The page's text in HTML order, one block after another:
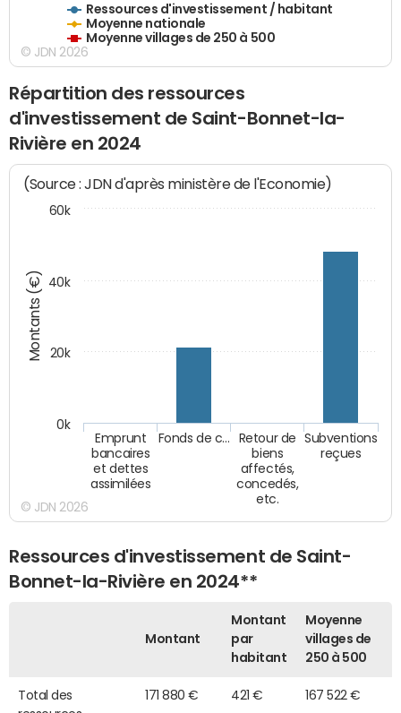
Ressources d'investissement / habitant
Moyenne nationale
Moyenne villages de 250 à 500
© JDN 2026
Répartition des ressources
d'investissement de Saint-Bonnet-la-
Rivière en 2024
Montants (€)
(Source : JDN d'après ministère de l'Economie)
Emprunt
bancaires
et dettes
assimilées
Fonds de c…
Retour de
biens
affectés,
concedés,
etc.
Subventions
reçues
0k
20k
40k
60k
© JDN 2026
Ressources d'investissement de Saint-
Bonnet-la-Rivière en 2024**
Montant
Montant
par
habitant
Moyenne
villages de
250 à 500
Total des
171 880 € 421 € 167 522 €